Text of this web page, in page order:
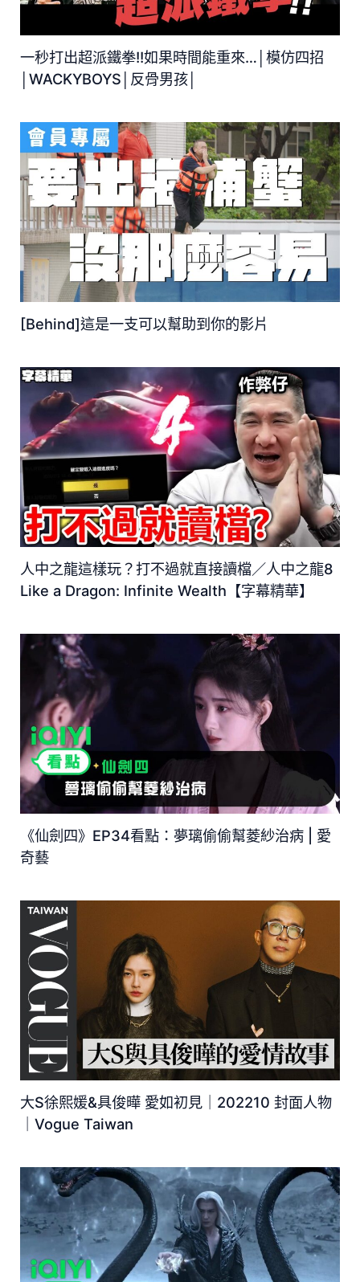
一秒打出超派鐵拳!!如果時間能重來…│模仿四招
│WACKYBOYS│反骨男孩│
[Behind]這是一支可以幫助到你的影片
人中之龍這樣玩？打不過就直接讀檔／人中之龍8
Like a Dragon: Infinite Wealth【字幕精華】
《仙劍四》EP34看點：夢璃偷偷幫菱紗治病 | 愛
奇藝
大S徐熙媛&具俊曄 愛如初見｜202210 封面人物
｜Vogue Taiwan